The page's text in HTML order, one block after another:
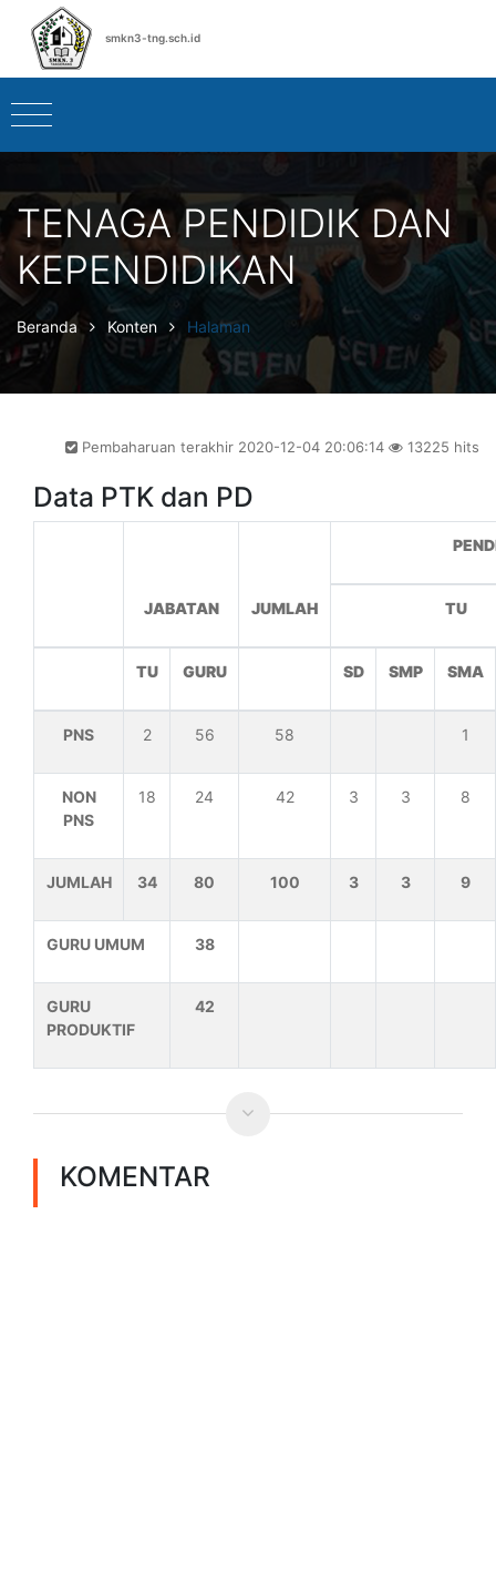
smkn3-tng.sch.id
TENAGA PENDIDIK DAN
KEPENDIDIKAN
Beranda Konten Halaman
Pembaharuan terakhir 2020-12-04 20:06:14 13225 hits
Data PTK dan PD
JABATAN JUMLAH TU
TU GURU SD SMP SMA
PNS 2 56 58 1
NON
PNS
18 24 42 3 3 8
JUMLAH 34 80 100 3 3 9
GURU UMUM 38
GURU
PRODUKTIF
42
KOMENTAR